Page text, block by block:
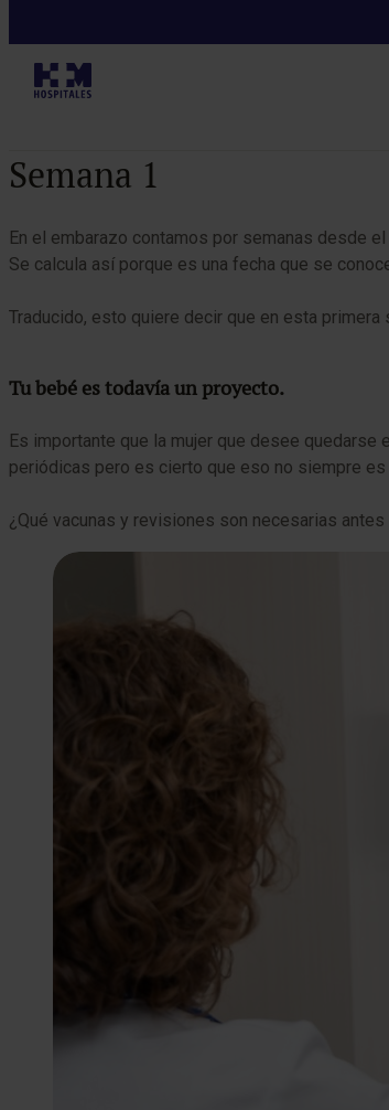
Semana 1
En el embarazo contamos por semanas desde
Se calcula así porque es una fecha que se
Traducido, esto quiere decir que en esta
Tu bebé es todavía un proyecto.
Es importante que la mujer que desee
periódicas pero es cierto que eso no siempre
¿Qué vacunas y revisiones son necesarias